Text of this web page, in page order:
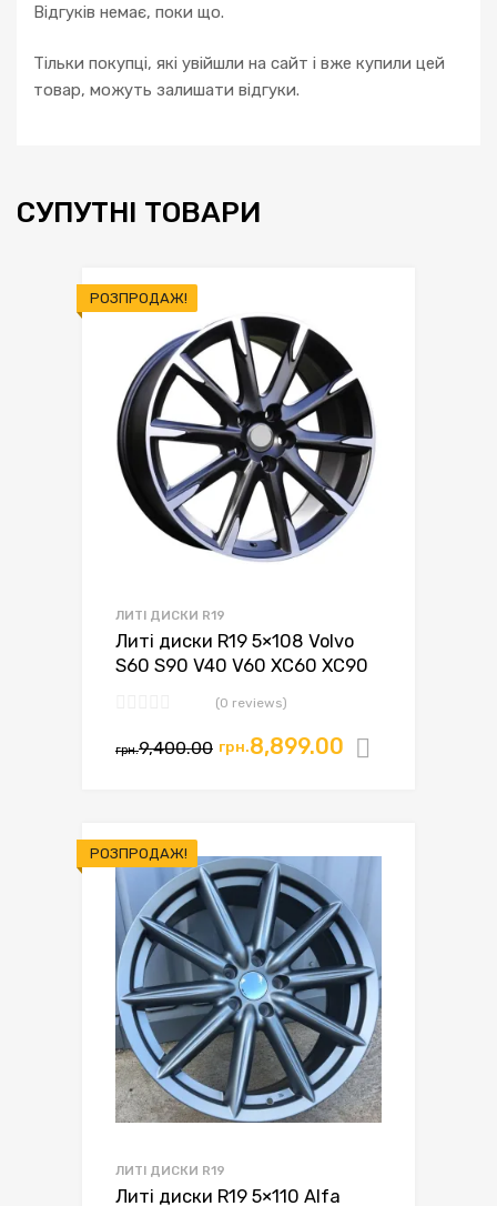
Відгуків немає, поки що.
Тільки покупці, які увійшли на сайт і вже купили цей
товар, можуть залишати відгуки.
СУПУТНІ ТОВАРИ
РОЗПРОДАЖ!
ЛИТІ ДИСКИ R19
Литі диски R19 5×108 Volvo
S60 S90 V40 V60 XC60 XC90
(0 reviews)
грн.9,400.00 грн.8,899.00
РОЗПРОДАЖ!
ЛИТІ ДИСКИ R19
Литі диски R19 5×110 Alfa